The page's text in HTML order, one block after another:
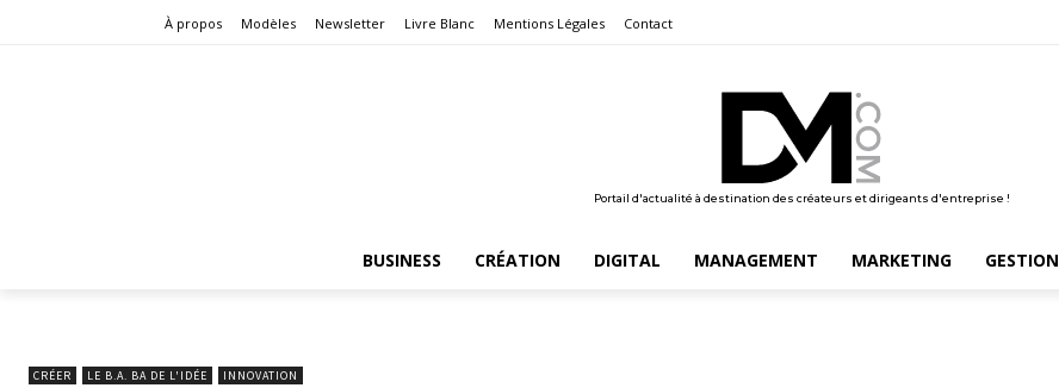
À propos Modèles Newsletter Livre Blanc Mentions Légales Contact
Portail d'actualité à destination des créateurs et dirigeants d'entreprise !
BUSINESS CRÉATION DIGITAL MANAGEMENT MARKETING GESTION
CRÉER LE B.A. BA DE L'IDÉE INNOVATION